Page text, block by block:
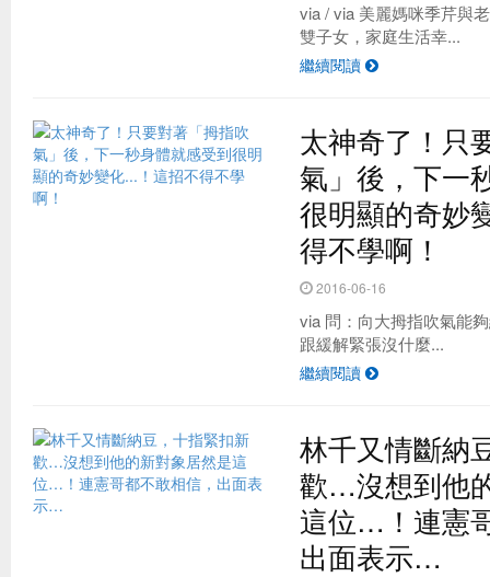
via / via 美麗媽咪季芹與
雙子女，家庭生活幸...
繼續閱讀
太神奇了！只
氣」後，下一
很明顯的奇妙
得不學啊！
2016-06-16
via 問：向大拇指吹氣能
跟緩解緊張沒什麼...
繼續閱讀
林千又情斷納
歡…沒想到他
這位…！連憲
出面表示…